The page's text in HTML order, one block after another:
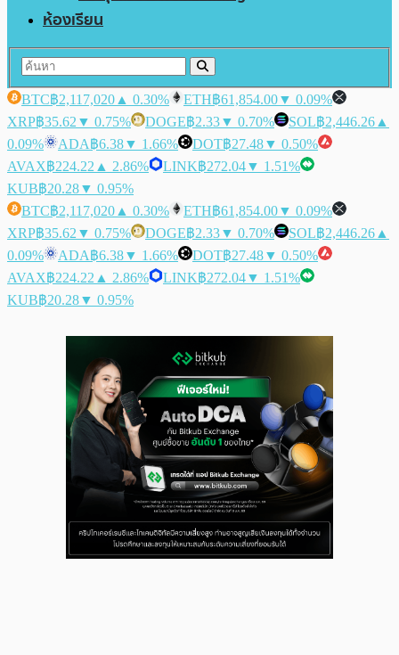
ห้องเรียน
BTC฿2,117,020 ▲ 0.30% ETH฿61,854.00▼ 0.09%
XRP฿35.62 ▼ 0.75% DOGE฿2.33▼ 0.70% SOL฿2,446.26 ▲
0.09%
ADA฿6.38▼ 1.66% DOT฿27.48▼ 0.50%
AVAX฿224.22 ▲ 2.86% LINK฿272.04▼ 1.51%
KUB฿20.28▼ 0.95%
BTC฿2,117,020 ▲ 0.30% ETH฿61,854.00▼ 0.09%
XRP฿35.62 ▼ 0.75% DOGE฿2.33▼ 0.70% SOL฿2,446.26 ▲
0.09%
ADA฿6.38▼ 1.66% DOT฿27.48▼ 0.50%
AVAX฿224.22 ▲ 2.86% LINK฿272.04▼ 1.51%
KUB฿20.28▼ 0.95%